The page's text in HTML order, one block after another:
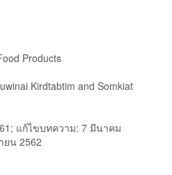
Products
Kirdtabtim and Somkiat
แก้ไขบทความ: 7 มีนาคม
ยน 2562